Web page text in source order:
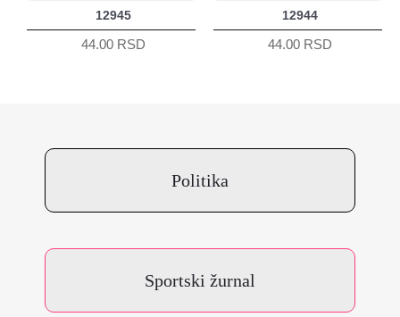
12945
44.00 RSD
12944
44.00 RSD
Politika
Sportski žurnal